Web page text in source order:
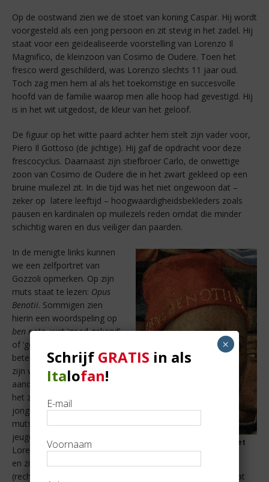
Op de oostwand zien we de stoet van koning Caspar. Hij wordt
voorgesteld als een jong persoon en zit stevig in het zadel. Hij
staat voor een geïdealiseerde voorstelling van Lorenzo Il
Magnifico, de kleinzoon van Cosimo de Oudere. Toen het
fresco werd geschilderd, was Lorenzo slechts 11 jaar oud.
Toch zag men hem al als het toekomstige en succesvolle
hoofd van de familie waarop men alle hoop had gevestigd. Hij
is in het wit uitgedost, de kleur van het geloof.
De figuur op het witte paard achter hem stelt zijn vader voor,
Piero Il Gottoso (de jichtige). Hij gaf de opdracht voor deze
frescocyclus. Daarnaast zijn stiefbroer Carlo, de onwettige
zoon van Cosimo de Oudere die in het zwart gekleed op een
bruine muilezel zit. In die tijd was het niet ongewoon dat –
zeker op latere leeftijd – hoogwaardigheidsbekleders zoals
pausen en kardinalen op muilezels reden omdat die minder
schichtig waren en dus veiliger dan paarden.
Benozzo Gozzoli, zelfportret
In de menigte links kunnen
we een zelfportret van
Gozzoli opmerken. Op zijn
muts staat te lezen: Opus
Benotii. Sommigen zien
hierin een woordspeling op
ben noto, wat ‘goed gekend’
of ‘goed opgemerkt’
betekent en waarmee hij
zijn werk extra onder de
aandacht brengt. Onderaan
het zelfportret staan twee
jonge kinderen met rode
muts afgebeeld. Zij stellen
jeugdportretten voor van
Lorenzo Il Magnifico (links)
en zijn broer Giuliano
(rechts). Het landschap waarin de optocht plaatsheeft, staat
Schrijf GRATIS in als
Italofan!
E-mail
Voornaam
×